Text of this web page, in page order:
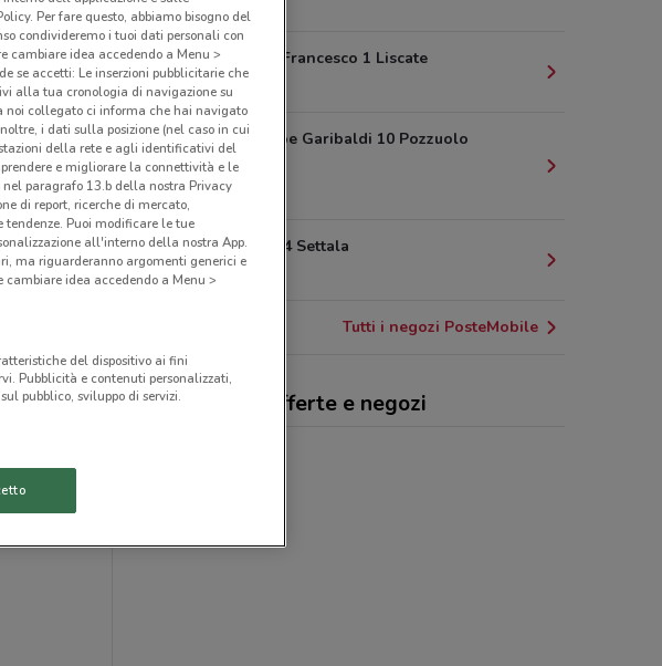
9.7 km
Piazza San Francesco 1 Liscate
11.6 km
Via Giuseppe Garibaldi 10 Pozzuolo
Martesana
12.5 km
Via Roma 14 Settala
12.7 km
Tutti i negozi PosteMobile
PosteMobile, offerte e negozi
Per fare questo, abbiamo bisogno del
condivideremo i tuoi dati personali con
cambiare idea accedendo a Menu >
se accetti: Le inserzioni pubblicitarie che
alla tua cronologia di navigazione su
noi collegato ci informa che hai navigato
i dati sulla posizione (nel caso in cui
della rete e agli identificativi del
e migliorare la connettività e le
paragrafo 13.b della nostra Privacy
di report, ricerche di mercato,
Puoi modificare le tue
all'interno della nostra App.
ma riguarderanno argomenti generici e
idea accedendo a Menu >
del dispositivo ai fini
Pubblicità e contenuti personalizzati,
pubblico, sviluppo di servizi.